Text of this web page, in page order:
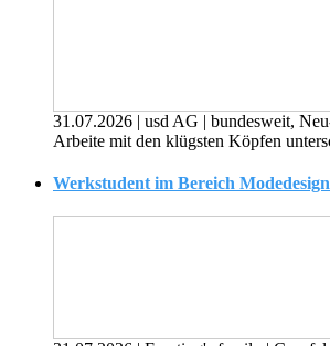
31.07.2026 | usd AG | bundesweit,
Arbeite mit den klügsten Köpfen
Werkstudent im Bereich